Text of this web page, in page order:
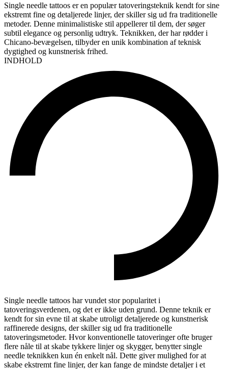
Single needle tattoos er en populær tatoveringsteknik kendt for sine
ekstremt fine og detaljerede linjer, der skiller sig ud fra traditionelle
metoder. Denne minimalistiske stil appellerer til dem, der søger
subtil elegance og personlig udtryk. Teknikken, der har rødder i
Chicano-bevægelsen, tilbyder en unik kombination af teknisk
dygtighed og kunstnerisk frihed.
INDHOLD
Single needle tattoos har vundet stor popularitet i
tatoveringsverdenen, og det er ikke uden grund. Denne teknik er
kendt for sin evne til at skabe utroligt detaljerede og kunstnerisk
raffinerede designs, der skiller sig ud fra traditionelle
tatoveringsmetoder. Hvor konventionelle tatoveringer ofte bruger
flere nåle til at skabe tykkere linjer og skygger, benytter single
needle teknikken kun én enkelt nål. Dette giver mulighed for at
skabe ekstremt fine linjer, der kan fange de mindste detaljer i et